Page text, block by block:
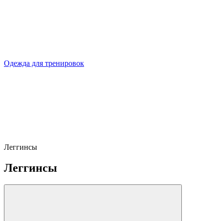
Одежда для тренировок
Леггинсы
Леггинсы